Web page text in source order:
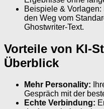
Beispiele &
den Weg vom
Ghostwriter-Text.
Vorteile von KI-
Überblick
Mehr Personality:
Gespräch mit der
Echte Verbindung: